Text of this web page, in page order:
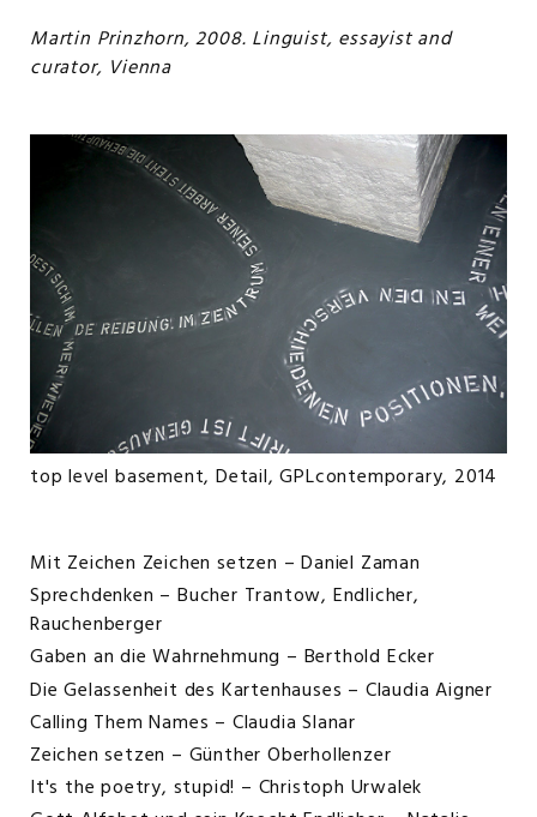
Martin Prinzhorn, 2008. Linguist, essayist and
curator, Vienna
top level basement, Detail, GPLcontemporary, 2014
Navigation
überspringen
Mit Zeichen Zeichen setzen – Daniel Zaman
Sprechdenken – Bucher Trantow, Endlicher,
Rauchenberger
Gaben an die Wahrnehmung – Berthold Ecker
Die Gelassenheit des Kartenhauses – Claudia Aigner
Calling Them Names – Claudia Slanar
Zeichen setzen – Günther Oberhollenzer
It's the poetry, stupid! – Christoph Urwalek